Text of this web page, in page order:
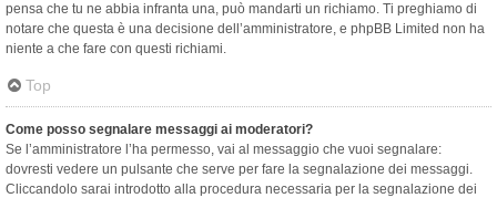
pensa che tu ne abbia infranta una, può mandarti un richiamo. Ti preghiamo di
notare che questa è una decisione dell’amministratore, e phpBB Limited non ha
niente a che fare con questi richiami.
Top
Come posso segnalare messaggi ai moderatori?
Se l’amministratore l’ha permesso, vai al messaggio che vuoi segnalare:
dovresti vedere un pulsante che serve per fare la segnalazione dei messaggi.
Cliccandolo sarai introdotto alla procedura necessaria per la segnalazione dei